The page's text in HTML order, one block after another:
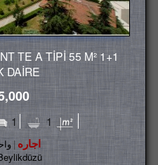
TE A TİPİ 55 M² 1+1
DAİRE
TL
1 1
اجاره